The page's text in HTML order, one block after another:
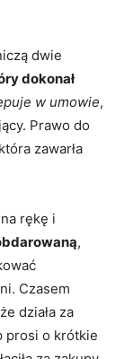
dwie
dokonał
w umowie,
Prawo do
zawarła
rękę i
,
Czasem
działa za
prosi o krótkie